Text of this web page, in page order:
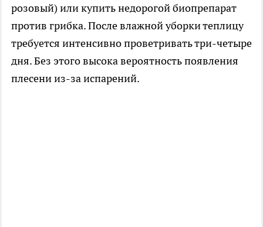
розовый) или купить недорогой биопрепарат
против грибка. После влажной уборки теплицу
требуется интенсивно проветривать три-четыре
дня. Без этого высока вероятность появления
плесени из-за испарений.